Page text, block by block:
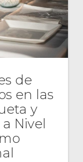
de
en las
y
Nivel